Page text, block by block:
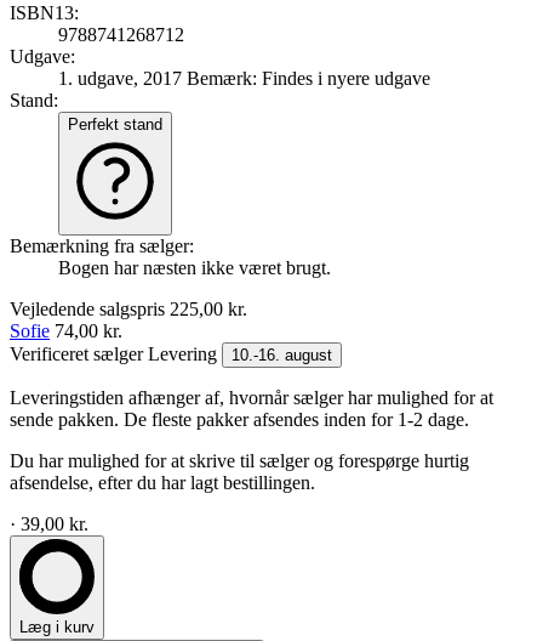
ISBN13:
9788741268712
Udgave:
1. udgave, 2017 Bemærk: Findes i nyere udgave
Stand:
Perfekt stand
Bemærkning fra sælger:
Bogen har næsten ikke været brugt.
Vejledende salgspris 225,00 kr.
Sofie 74,00 kr.
Verificeret sælgerLevering 10.-16. august
Leveringstiden afhænger af, hvornår sælger har mulighed for at
sende pakken. De fleste pakker afsendes inden for 1-2 dage.
Du har mulighed for at skrive til sælger og forespørge hurtig
afsendelse, efter du har lagt bestillingen.
· 39,00 kr.
Læg i kurv